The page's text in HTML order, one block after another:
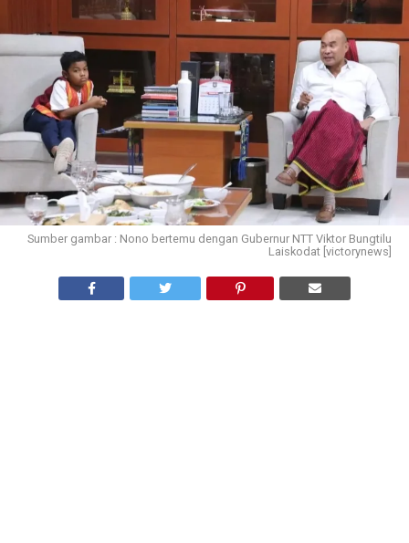
Sumber gambar : Nono bertemu dengan Gubernur NTT Viktor Bungtilu
Laiskodat [victorynews]